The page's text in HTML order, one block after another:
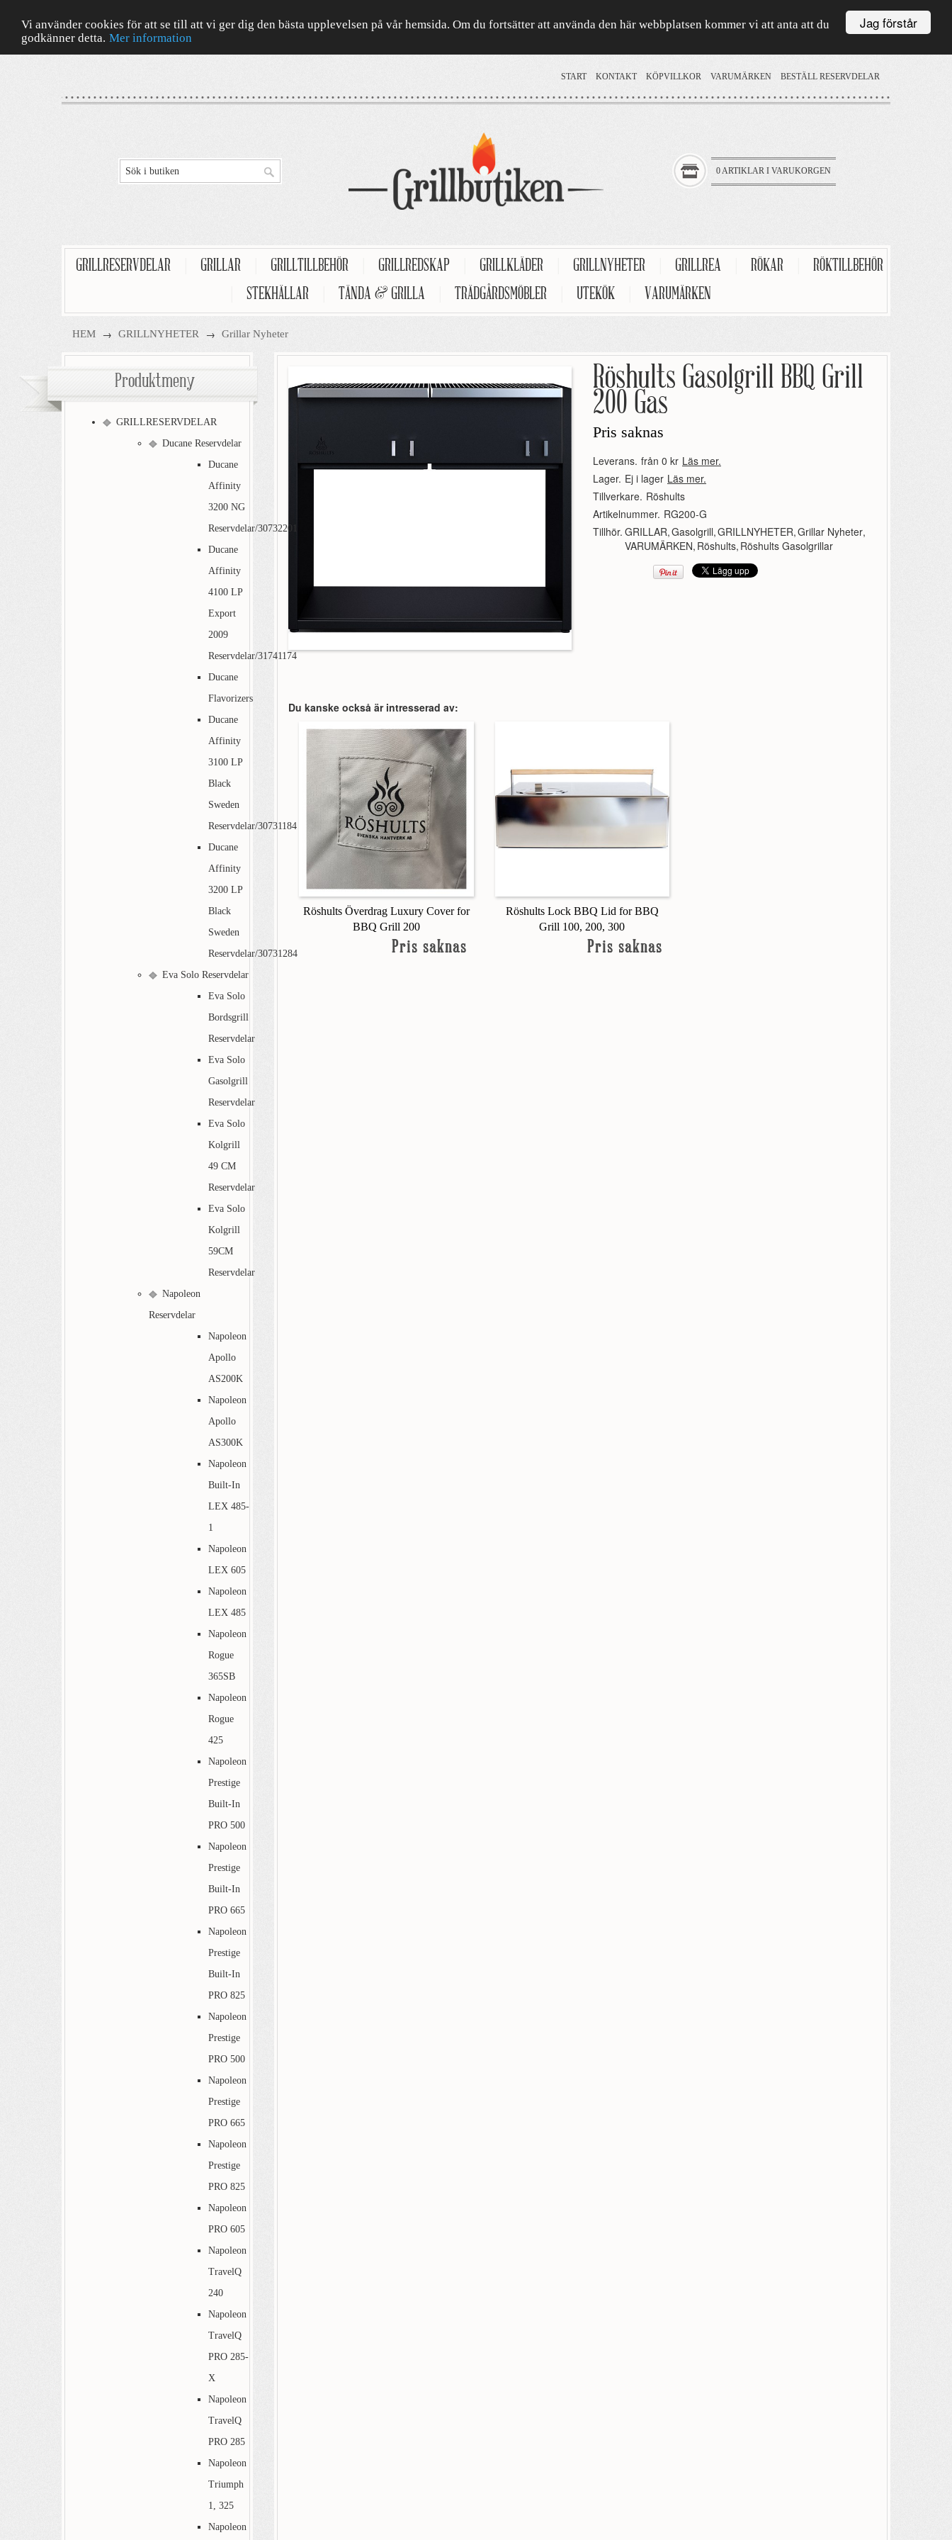
Jag förstår
Vi använder cookies för att se till att vi ger dig den bästa upplevelsen på vår hemsida. Om du fortsätter att använda den här webbplatsen kommer vi att anta att du
godkänner detta. Mer information
START KONTAKT KÖPVILLKOR VARUMÄRKEN BESTÄLL RESERVDELAR
0 ARTIKLAR I VARUKORGEN
GRILLRESERVDELAR GRILLAR GRILLTILLBEHÖR GRILLREDSKAP GRILLKLÄDER GRILLNYHETER GRILLREA RÖKAR
RÖKTILLBEHÖR
STEKHÄLLAR TÄNDA & GRILLA TRÄDGÅRDSMÖBLER UTEKÖK VARUMÄRKEN
HEM → GRILLNYHETER → Grillar Nyheter
Röshults Gasolgrill BBQ Grill
200 Gas
Pris saknas
Leverans. från 0 kr Läs mer.
Lager. Ej i lager Läs mer.
Tillverkare. Röshults
Artikelnummer. RG200-G
Tillhör. GRILLAR,Gasolgrill,GRILLNYHETER,Grillar Nyheter,
VARUMÄRKEN, Röshults, Röshults Gasolgrillar
Du kanske också är intresserad av:
Röshults Överdrag Luxury Cover for
BBQ Grill 200
Pris saknas
Röshults Lock BBQ Lid for BBQ
Grill 100, 200, 300
Pris saknas
Produktmeny
GRILLRESERVDELAR
Ducane Reservdelar
Ducane
Affinity
3200 NG
Reservdelar/30732201
Ducane
Affinity
4100 LP
Export
2009
Reservdelar/31741174
Ducane
Flavorizers
Ducane
Affinity
3100 LP
Black
Sweden
Reservdelar/30731184
Ducane
Affinity
3200 LP
Black
Sweden
Reservdelar/30731284
Eva Solo Reservdelar
Eva Solo
Bordsgrill
Reservdelar
Eva Solo
Gasolgrill
Reservdelar
Eva Solo
Kolgrill
49 CM
Reservdelar
Eva Solo
Kolgrill
59CM
Reservdelar
Napoleon
Reservdelar
Napoleon
Apollo
AS200K
Napoleon
Apollo
AS300K
Napoleon
Built-In
LEX 485-
1
Napoleon
LEX 605
Napoleon
LEX 485
Napoleon
Rogue
365SB
Napoleon
Rogue
425
Napoleon
Prestige
Built-In
PRO 500
Napoleon
Prestige
Built-In
PRO 665
Napoleon
Prestige
Built-In
PRO 825
Napoleon
Prestige
PRO 500
Napoleon
Prestige
PRO 665
Napoleon
Prestige
PRO 825
Napoleon
PRO 605
Napoleon
TravelQ
240
Napoleon
TravelQ
PRO 285-
X
Napoleon
TravelQ
PRO 285
Napoleon
Triumph
1, 325
Napoleon